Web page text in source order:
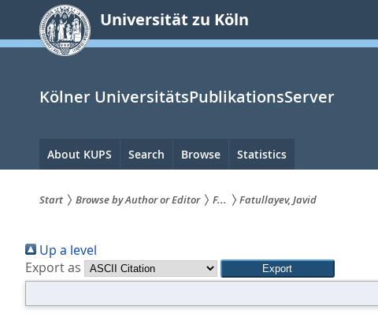
springen
Universität zu Köln
Kölner UniversitätsPublikationsServer
Hauptnavigation
About KUPS Search Browse Statistics
sind
hier:
Start Browse by Author or Editor F... Fatullayev, Javid
Up a level
Export as